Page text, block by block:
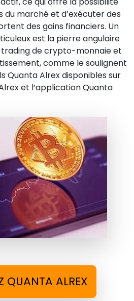
du marché et d’exécuter des
des gains financiers. Un
est la pierre angulaire
de crypto-monnaie et
comme le soulignent
Quanta Alrex disponibles sur
et l’application Quanta
QUANTA ALREX